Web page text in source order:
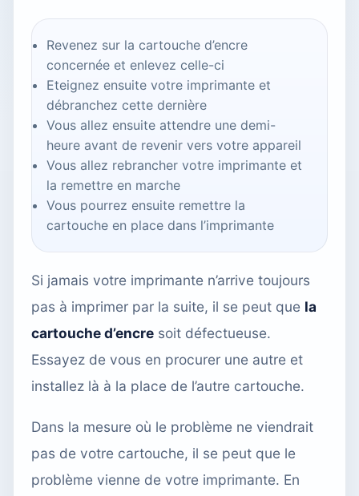
Revenez sur la cartouche d’encre
concernée et enlevez celle-ci
Eteignez ensuite votre imprimante et
débranchez cette dernière
Vous allez ensuite attendre une demi-
heure avant de revenir vers votre appareil
Vous allez rebrancher votre imprimante et
la remettre en marche
Vous pourrez ensuite remettre la
cartouche en place dans l’imprimante
Si jamais votre imprimante n’arrive toujours
pas à imprimer par la suite, il se peut que la
cartouche d’encre soit défectueuse.
Essayez de vous en procurer une autre et
installez là à la place de l’autre cartouche.
Dans la mesure où le problème ne viendrait
pas de votre cartouche, il se peut que le
problème vienne de votre imprimante. En